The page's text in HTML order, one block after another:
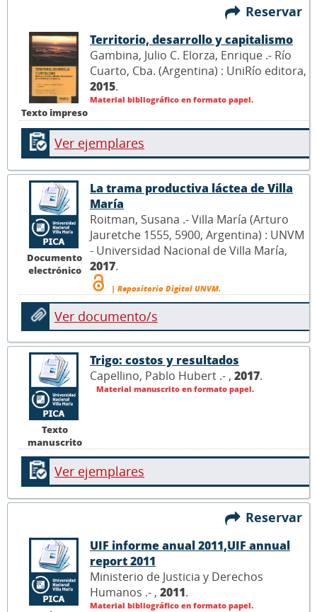
Reservar
Texto impreso
Territorio, desarrollo y capitalismo
Gambina, Julio C. Elorza, Enrique .- Río
Cuarto, Cba. (Argentina) : UniRío editora,
2015.
Material bibliográfico en formato papel.
Ver ejemplares
Documento
electrónico
La trama productiva láctea de Villa
María
Roitman, Susana .- Villa María (Arturo
Jauretche 1555, 5900, Argentina) : UNVM
- Universidad Nacional de Villa María,
2017.
| Repositorio Digital UNVM.
Ver documento/s
Texto
manuscrito
Trigo: costos y resultados
Capellino, Pablo Hubert .- , 2017.
Material manuscrito en formato papel.
Ver ejemplares
Reservar
UIF informe anual 2011,UIF annual
report 2011
Ministerio de Justicia y Derechos
Humanos .- , 2011.
Material bibliográfico en formato papel.